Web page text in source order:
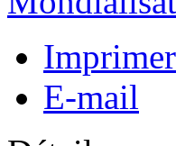
Imprimer
E-mail